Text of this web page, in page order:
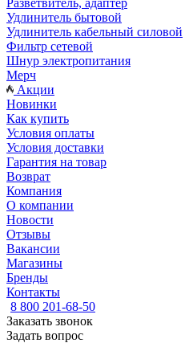
Разветвитель, адаптер
Удлинитель бытовой
Удлинитель кабельный силовой
Фильтр сетевой
Шнур электропитания
Мерч
Акции
Новинки
Как купить
Условия оплаты
Условия доставки
Гарантия на товар
Возврат
Компания
О компании
Новости
Отзывы
Вакансии
Магазины
Бренды
Контакты
8 800 201-68-50
Заказать звонок
Задать вопрос